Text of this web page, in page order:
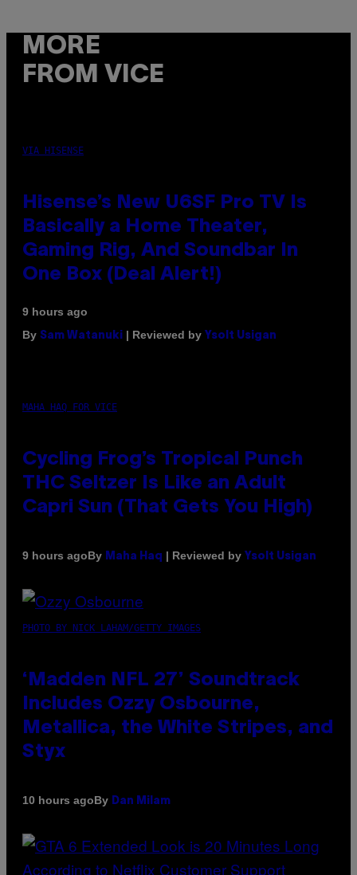
MORE
FROM VICE
VIA HISENSE
Hisense’s New U6SF Pro TV Is
Basically a Home Theater,
Gaming Rig, And Soundbar In
One Box (Deal Alert!)
9 hours ago
By Sam Watanuki | Reviewed by Ysolt Usigan
MAHA HAQ FOR VICE
Cycling Frog’s Tropical Punch
THC Seltzer Is Like an Adult
Capri Sun (That Gets You High)
9 hours agoBy Maha Haq | Reviewed by Ysolt Usigan
PHOTO BY NICK LAHAM/GETTY IMAGES
‘Madden NFL 27’ Soundtrack
Includes Ozzy Osbourne,
Metallica, the White Stripes, and
Styx
10 hours agoBy Dan Milam